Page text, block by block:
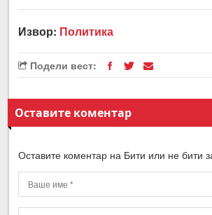
Извор: Политика
Подели вест:
Оставите коментар
Оставите коментар на Бити или не бити